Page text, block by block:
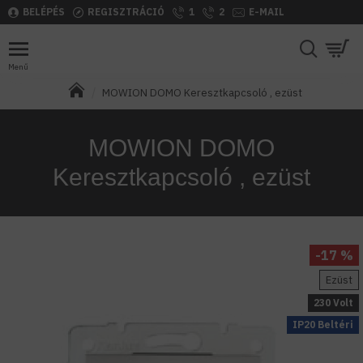
BELÉPÉS REGISZTRÁCIÓ 1 2 E-MAIL
MOWION DOMO Keresztkapcsoló , ezüst
MOWION DOMO
Keresztkapcsoló , ezüst
IP20 Beltéri
Ezüst
230 Volt
-17 %